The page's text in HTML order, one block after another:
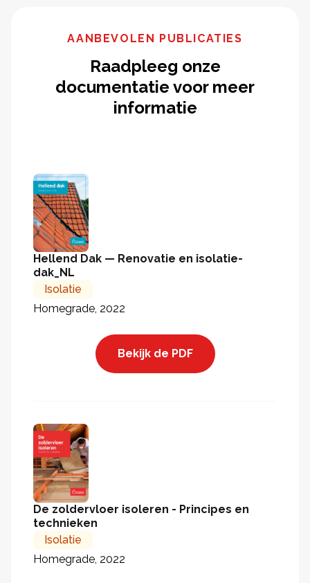
AANBEVOLEN PUBLICATIES
Raadpleeg onze
documentatie voor meer
informatie
Hellend Dak — Renovatie en isolatie-
dak_NL
Isolatie
Homegrade, 2022
Bekijk de PDF
De zoldervloer isoleren - Principes en
technieken
Isolatie
Homegrade, 2022